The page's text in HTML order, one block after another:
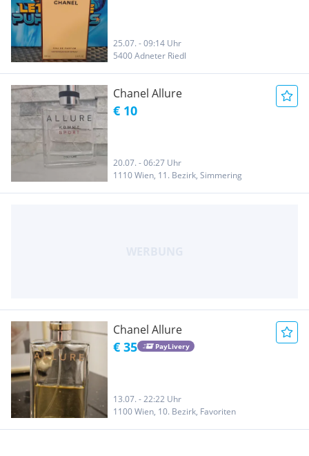
25.07. - 09:14 Uhr
5400 Adneter Riedl
Chanel Allure
€ 10
20.07. - 06:27 Uhr
1110 Wien, 11. Bezirk, Simmering
Chanel Allure
€ 35 PayLivery
13.07. - 22:22 Uhr
1100 Wien, 10. Bezirk, Favoriten